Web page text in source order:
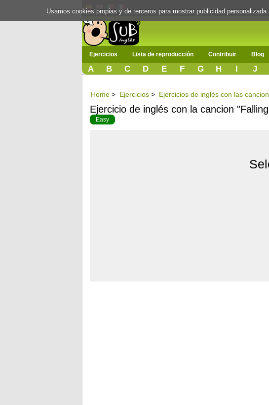
Ejercicios Lista de reproducción Contribuir Blog
A B C D E F G H I J
Home > Ejercicios > Ejercicios de inglés con las
Ejercicio de inglés con la cancion
Easy
Usamos cookies propias y de terceros para mostrar publicidad